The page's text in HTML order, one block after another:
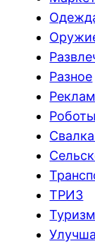
Разное
Роботы
ТРИЗ
Туризм